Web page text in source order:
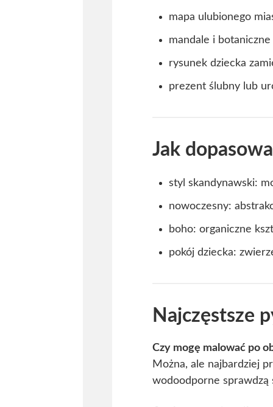
mapa ulubionego
mandale i
rysunek dziecka
prezent ślubny lub
Jak
styl skandynawski:
nowoczesny:
boho: organiczne
pokój dziecka:
Najczęstsze
Czy mogę malować po
Można, ale najbardziej
wodoodporne